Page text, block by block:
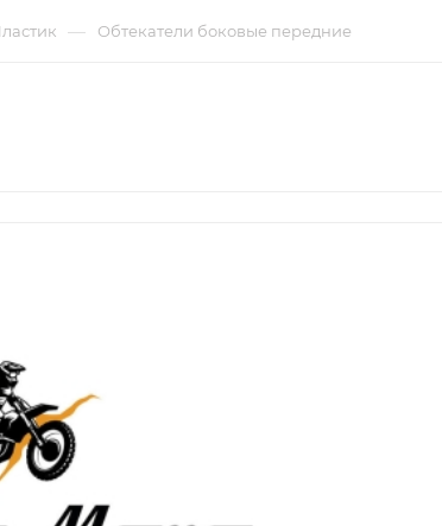
— Обтекатели боковые передние